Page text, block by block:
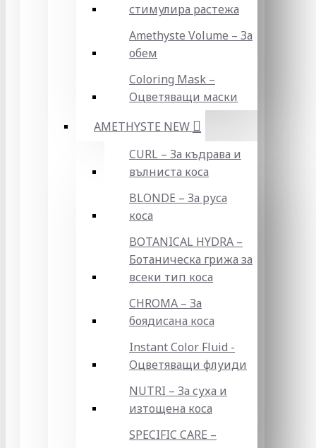
стимулира растежа
Amethyste Volume – За
обем
Coloring Mask –
Оцветяващи маски
AMETHYSTE NEW
CURL – За къдрава и
вълниста коса
BLONDE – За руса
коса
BOTANICAL HYDRA –
Ботаническа грижа за
всеки тип коса
CHROMA – За
боядисана коса
Instant Color Fluid -
Оцветяващи флуиди
NUTRI – За суха и
изтощена коса
SPECIFIC CARE –